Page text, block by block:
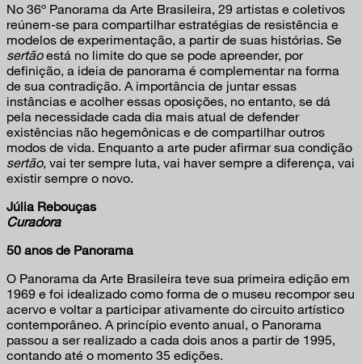
No 36º Panorama da Arte Brasileira, 29 artistas e coletivos
reúnem-se para compartilhar estratégias de resistência e
modelos de experimentação, a partir de suas histórias. Se
sertãoestá no limite do que se pode apreender, por
definição, a ideia de panorama é complementar na forma
de sua contradição. A importância de juntar essas
instâncias e acolher essas oposições, no entanto, se dá
pela necessidade cada dia mais atual de defender
existências não hegemônicas e de compartilhar outros
modos de vida. Enquanto a arte puder afirmar sua condição
sertão, vai ter sempre luta, vai haver sempre a diferença, vai
existir sempre o novo.
Júlia Rebouças
Curadora
50 anos de Panorama
O Panorama da Arte Brasileira teve sua primeira edição em
1969 e foi idealizado como forma de o museu recompor seu
acervo e voltar a participar ativamente do circuito artístico
contemporâneo. A princípio evento anual, o Panorama
passou a ser realizado a cada dois anos a partir de 1995,
contando até o momento 35 edições.